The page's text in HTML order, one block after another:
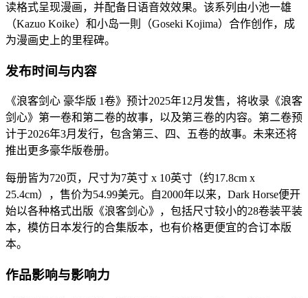
读格式呈现漫画，并配备日语音效效果。该系列由小池一雄
（Kazuo Koike）和小岛一則（Goseki Kojima）合作创作，成
为漫画史上的里程碑。
发布时间与内容
《浪客剑心 豪华版 1卷》预计2025年12月发售，将收录《浪客
剑心》第一卷和第二卷的故事，以及第三卷的内容。第二卷预
计于2026年3月发行，包含第三、四、五卷的故事。未来还将
推出更多豪华版卷册。
每册皆为720页，尺寸为7英寸 x 10英寸（约17.8cm x
25.4cm），售价为54.99美元。自2000年以来，Dark Horse便开
始以各种格式出版《浪客剑心》，包括尺寸较小的28卷装平装
本，模仿日本发行的合集版本，也有价格更便宜的合订本版
本。
作品影响与影响力